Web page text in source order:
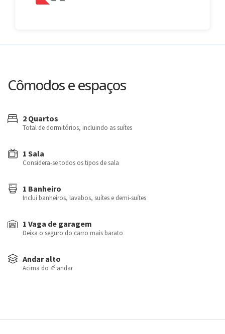
Cômodos e espaços
2 Quartos
Total de dormitórios, incluindo as suítes
1 Sala
Considera-se todos os tipos de sala
1 Banheiro
Inclui banheiros, lavabos, suítes e demi-suítes
1 Vaga de garagem
Deixa o seguro do carro mais barato
Andar alto
Acima do 4º andar